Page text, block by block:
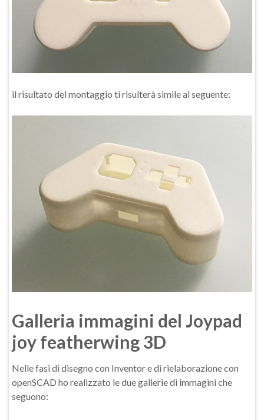
il risultato del montaggio ti risulterà simile al seguente:
Galleria immagini del Joypad
joy featherwing 3D
Nelle fasi di disegno con Inventor e di rielaborazione con
openSCAD ho realizzato le due gallerie di immagini che
seguono: